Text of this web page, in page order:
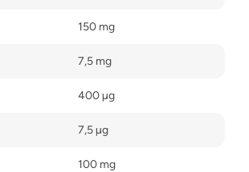
150 mg
7,5 mg
400 µg
7,5 µg
100 mg